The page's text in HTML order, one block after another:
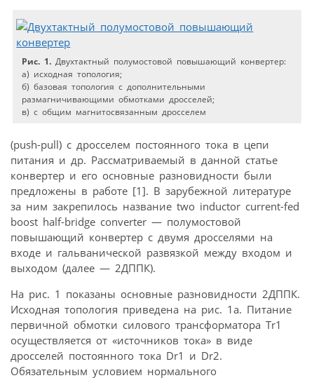
Рис. 1. Двухтактный полумостовой повышающий конвертер:
а) исходная топология;
б) базовая топология с дополнительными
размагничивающими обмотками дросселей;
в) с общим магнитосвязанным дросселем
(push-pull) с дросселем постоянного тока в цепи
питания и др. Рассматриваемый в данной статье
конвертер и его основные разновидности были
предложены в работе [1]. В зарубежной литературе
за ним закрепилось название two inductor current-fed
boost half-bridge converter — полумостовой
повышающий конвертер с двумя дросселями на
входе и гальванической развязкой между входом и
выходом (далее — 2ДППК).
На рис. 1 показаны основные разновидности 2ДППК.
Исходная топология приведена на рис. 1а. Питание
первичной обмотки силового трансформатора Tr1
осуществляется от «источников тока» в виде
дросселей постоянного тока Dr1 и Dr2.
Обязательным условием нормального